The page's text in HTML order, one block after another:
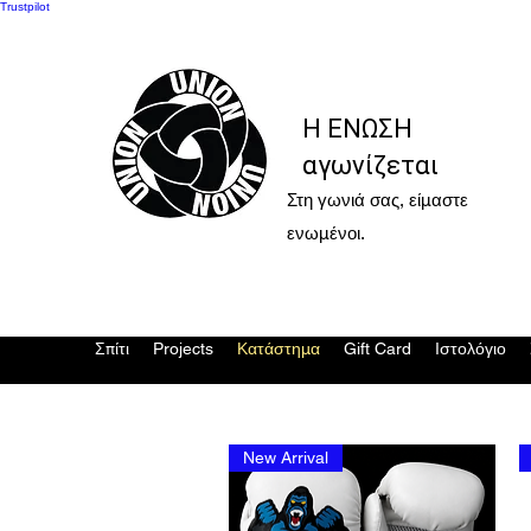
Trustpilot
Η ΕΝΩΣΗ
αγωνίζεται
Στη γωνιά σας, είμαστε
ενωμένοι.
Σπίτι Projects Κατάστημα Gift Card Ιστολόγιο
New Arrival